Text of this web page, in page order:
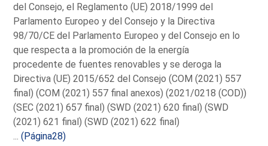
del Consejo, el Reglamento (UE) 2018/1999 del
Parlamento Europeo y del Consejo y la Directiva
98/70/CE del Parlamento Europeo y del Consejo en lo
que respecta a la promoción de la energía
procedente de fuentes renovables y se deroga la
Directiva (UE) 2015/652 del Consejo (COM (2021) 557
final) (COM (2021) 557 final anexos) (2021/0218 (COD))
(SEC (2021) 657 final) (SWD (2021) 620 final) (SWD
(2021) 621 final) (SWD (2021) 622 final)
...(Página28)